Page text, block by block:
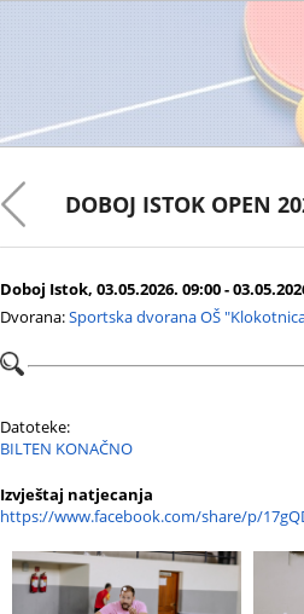
DOBOJ ISTOK OPEN
Doboj Istok, 03.05.2026. 09:00 -
Dvorana:Sportska dvorana OŠ
Datoteke:
BILTEN KONAČNO
Izvještaj natjecanja
https://www.facebook.com/share/p/